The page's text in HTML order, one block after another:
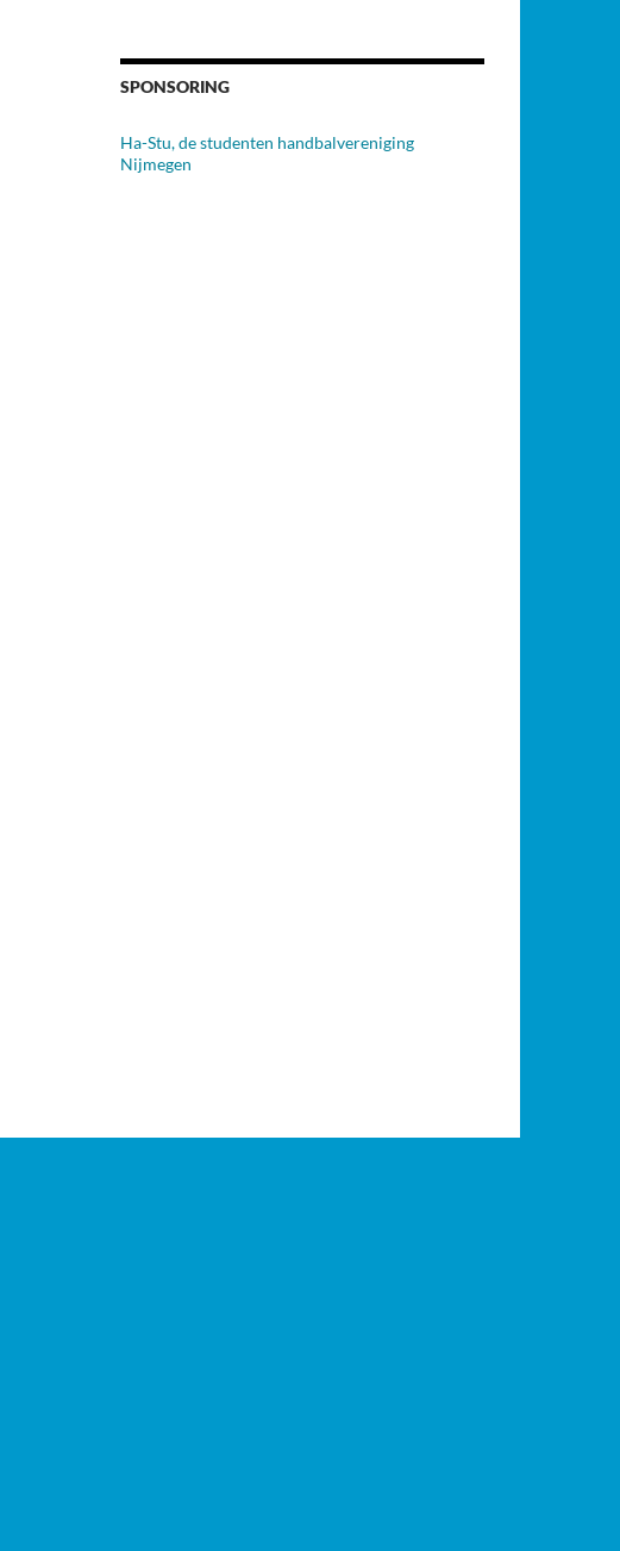
SPONSORING
Ha-Stu, de studenten handbalvereniging
Nijmegen